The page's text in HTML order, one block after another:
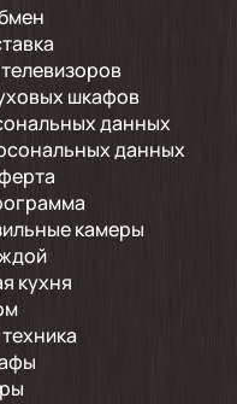
шкафов
данных
данных
камеры
кухня